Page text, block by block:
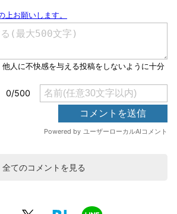
全てのコメントを見る